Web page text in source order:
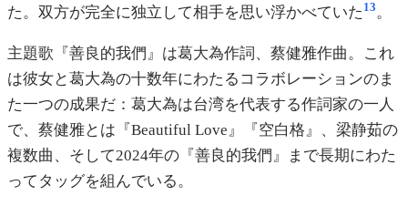
た。双方が完全に独立して相手を思い浮かべていた 13 。
主題歌『善良的我們』は葛大為作詞、蔡健雅作曲。これ
は彼女と葛大為の十数年にわたるコラボレーションのま
た一つの成果だ：葛大為は台湾を代表する作詞家の一人
で、蔡健雅とは『Beautiful Love』『空白格』、梁静茹の
複数曲、そして2024年の『善良的我們』まで長期にわた
ってタッグを組んでいる。